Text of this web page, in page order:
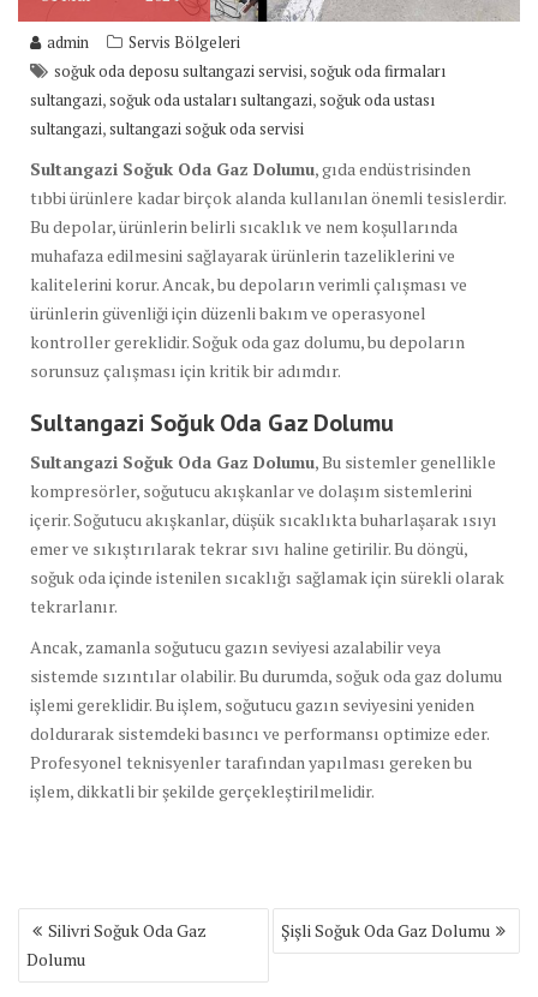
admin
Servis Bölgeleri
soğuk oda deposu sultangazi servisi,soğuk oda firmaları
sultangazi,soğuk oda ustaları sultangazi,soğuk oda ustası
sultangazi,sultangazi soğuk oda servisi
Sultangazi Soğuk Oda Gaz Dolumu, gıda endüstrisinden
tıbbi ürünlere kadar birçok alanda kullanılan önemli tesislerdir.
Bu depolar, ürünlerin belirli sıcaklık ve nem koşullarında
muhafaza edilmesini sağlayarak ürünlerin tazeliklerini ve
kalitelerini korur. Ancak, bu depoların verimli çalışması ve
ürünlerin güvenliği için düzenli bakım ve operasyonel
kontroller gereklidir. Soğuk oda gaz dolumu, bu depoların
sorunsuz çalışması için kritik bir adımdır.
Sultangazi Soğuk Oda Gaz Dolumu
Sultangazi Soğuk Oda Gaz Dolumu, Bu sistemler genellikle
kompresörler, soğutucu akışkanlar ve dolaşım sistemlerini
içerir. Soğutucu akışkanlar, düşük sıcaklıkta buharlaşarak ısıyı
emer ve sıkıştırılarak tekrar sıvı haline getirilir. Bu döngü,
soğuk oda içinde istenilen sıcaklığı sağlamak için sürekli olarak
tekrarlanır.
Ancak, zamanla soğutucu gazın seviyesi azalabilir veya
sistemde sızıntılar olabilir. Bu durumda, soğuk oda gaz dolumu
işlemi gereklidir. Bu işlem, soğutucu gazın seviyesini yeniden
doldurarak sistemdeki basıncı ve performansı optimize eder.
Profesyonel teknisyenler tarafından yapılması gereken bu
işlem, dikkatli bir şekilde gerçekleştirilmelidir.
Yazı
gezinmesi
Silivri Soğuk Oda Gaz
Dolumu
Şişli Soğuk Oda Gaz Dolumu